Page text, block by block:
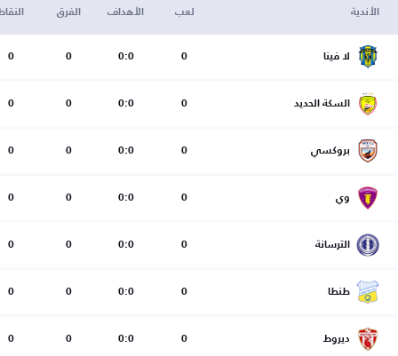
الأندية لعب الأهداف الفرق
لا فينا 0
0:0
0
0
السكة الحديد 0
0:0
0
0
بروكسي 0
0:0
0
0
وي 0
0:0
0
0
الترسانة 0
0:0
0
0
طنطا 0
0:0
0
0
ديروط 0
0:0
0
0